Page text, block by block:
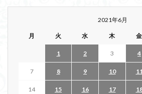
2021年6月
月 火 水 木 金
1 2 3 4
7 8 9 10
14 15 16 17